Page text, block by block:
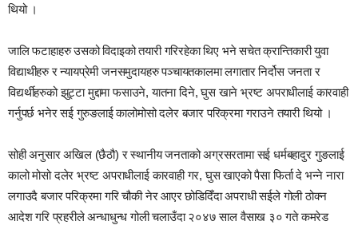
थियो ।
जालि फटाहाहरु उसको विदाइको तयारी गरिरहेका थिए भने सचेत क्रान्तिकारी युवा
विद्याथीहरु र न्यायप्रेमी जनसमुदायहरु पञ्चायतकालमा लगातार निर्दोस जनता र
विद्यर्थीहरुको झुट्टा मुद्दामा फसाउने, यातना दिने, घुस खाने भ्रष्ट अपराधीलाई कारवाही
गर्नुपर्छ भनेर सई गुरुङलाई कालोमोसो दलेर बजार परिक्रमा गराउने तयारी थियो ।
सोही अनुसार अखिल (छैठौ) र स्थानीय जनताको अग्रसरतामा सई धर्मबहादुर गुङलाई
कालो मोसो दलेर भ्रष्ट अपराधीलाई कारवाही गर, घुस खाएको पैसा फिर्ता दे भन्ने नारा
लगाउदै बजार परिक्रमा गरि चौकी नेर आएर छोडिदिँदा अपराधी सईले गोली ठोक्न
आदेश गरि प्रहरीले अन्धाधुन्ध गोली चलाउँदा २०४७ साल वैसाख ३० गते कमरेड